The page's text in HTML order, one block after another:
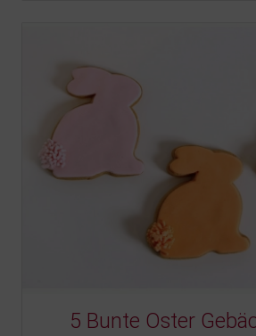
5 Bunte Oster